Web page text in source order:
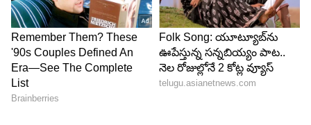
Image Credit :Pixabay
మకర రాశి